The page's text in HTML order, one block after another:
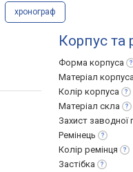
хронограф
Корпус та
Форма корпуса
Матеріал корпуса
Колір корпуса
Матеріал скла
Захист заводної
Ремінець
Колір ремінця
Застібка